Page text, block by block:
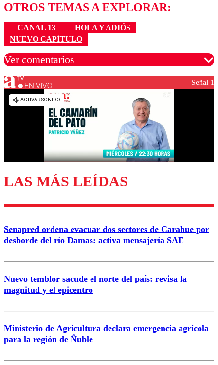
OTROS TEMAS A EXPLORAR:
CANAL 13
HOLA Y ADIÓS
NUEVO CAPÍTULO
Ver comentarios
Los comentarios son moderados para garantizar un
diálogo respetuoso.
Enviar comentario
EN VIVO Señal 1
LAS MÁS LEÍDAS
Senapred ordena evacuar dos sectores de Carahue por
desborde del río Damas: activa mensajería SAE
Nuevo temblor sacude el norte del país: revisa la
magnitud y el epicentro
Ministerio de Agricultura declara emergencia agrícola
para la región de Ñuble